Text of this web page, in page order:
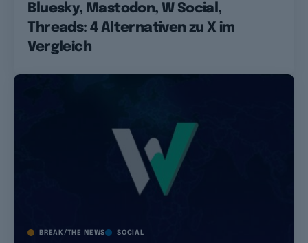
Bluesky, Mastodon, W Social,
Threads: 4 Alternativen zu X im
Vergleich
BREAK/THE NEWS SOCIAL